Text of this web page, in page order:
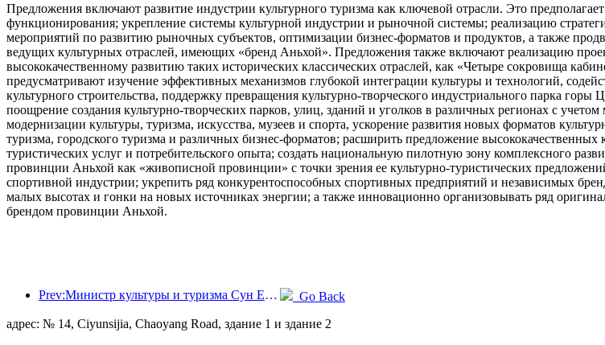
Предложения включают развитие индустрии культурного туризма как ключевой отрасли. Это
функционирования; укрепление системы культурной индустрии и рыночной системы; реализацию
мероприятий по развитию рыночных субъектов, оптимизации бизнес-форматов и продуктов, а также
ведущих культурных отраслей, имеющих «бренд Аньхой». Предложения также включают реализацию
высококачественному развитию таких исторических классических отраслей, как «Четыре сокровища
предусматривают изучение эффективных механизмов глубокой интеграции культуры и технологий,
культурного строительства, поддержку превращения культурно-творческого индустриального парка
поощрение создания культурно-творческих парков, улиц, зданий и уголков в различных регионах с
модернизации культуры, туризма, искусства, музеев и спорта, ускорение развития новых форматов
туризма, городского туризма и различных бизнес-форматов; расширить предложение высококачественных
туристических услуг и потребительского опыта; создать национальную пилотную зону комплексного
провинции Аньхой как «живописной провинции» с точки зрения ее культурно-туристических
спортивной индустрии; укрепить ряд конкурентоспособных спортивных предприятий и независимых
малых высотах и гонки на новых источниках энергии; а также инновационно организовывать ряд
брендом провинции Аньхой.
Prev:Министр культуры и туризма Сун Ели: Содействовать созданию мощного туристического центра и расширению предложения высококачественных туристических продуктов.
Go Back
адрес: № 14, Ciyunsijia, Chaoyang Road, здание 1 и здание 2